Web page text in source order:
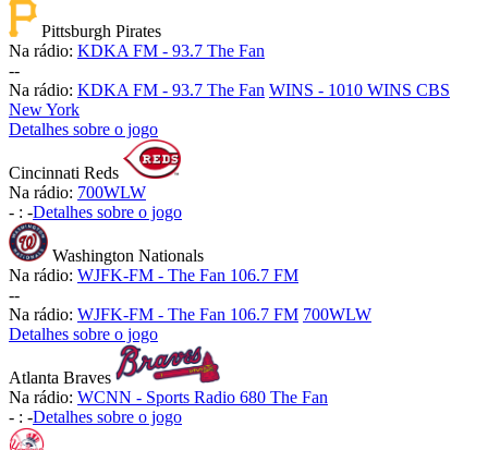
Pittsburgh Pirates
Na rádio: KDKA FM - 93.7 The Fan
--
Na rádio: KDKA FM - 93.7 The Fan WINS - 1010 WINS CBS
New York
Detalhes sobre o jogo
Cincinnati Reds
Na rádio: 700WLW
- : -Detalhes sobre o jogo
Washington Nationals
Na rádio: WJFK-FM - The Fan 106.7 FM
--
Na rádio: WJFK-FM - The Fan 106.7 FM 700WLW
Detalhes sobre o jogo
Atlanta Braves
Na rádio: WCNN - Sports Radio 680 The Fan
- : -Detalhes sobre o jogo